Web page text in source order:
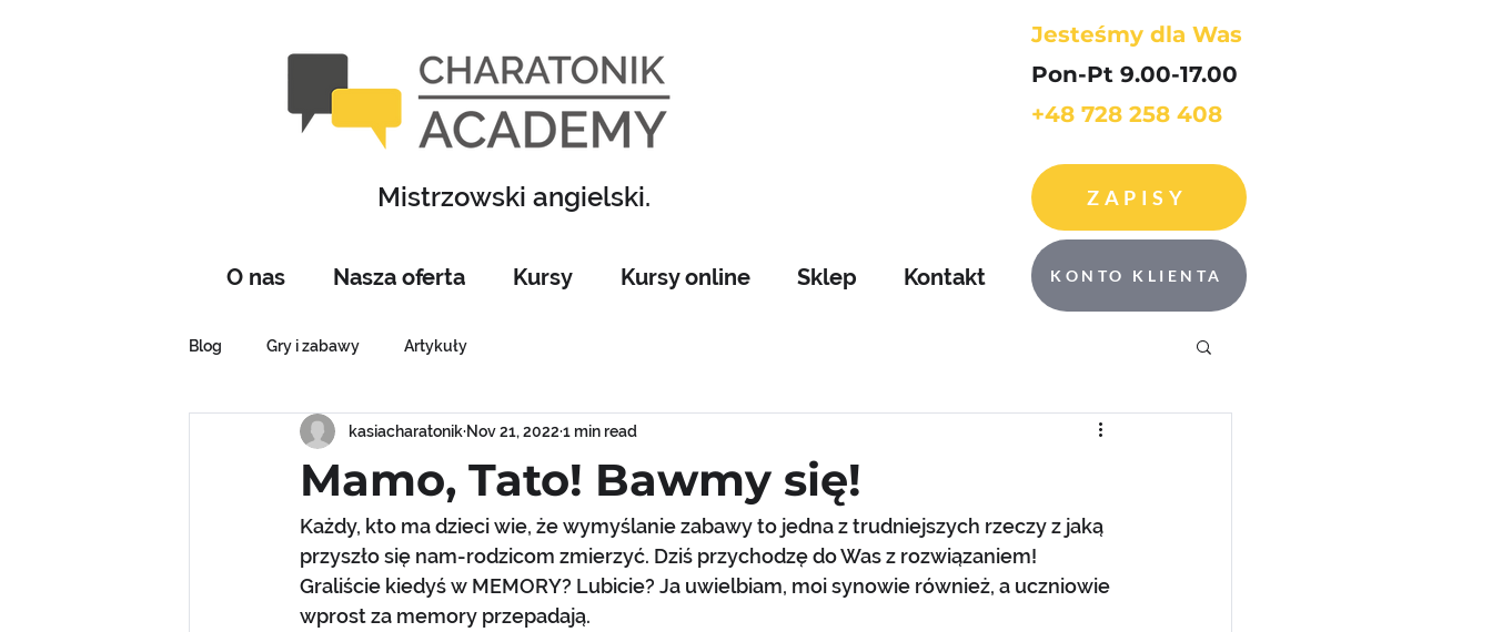
Blog Gry i zabawy Artykuły
Mamo, Tato! Bawmy się!
kasiacharatonik Nov 21, 2022 1 min read
Każdy, kto ma dzieci wie, że wymyślanie zabawy to jedna z trudniejszych rzeczy z jaką
przyszło się nam-rodzicom zmierzyć. Dziś przychodzę do Was z rozwiązaniem!
Graliście kiedyś w MEMORY? Lubicie? Ja uwielbiam, moi synowie również, a uczniowie
wprost za memory przepadają.
O nas Nasza oferta Kursy Kursy online Sklep Kontakt
Jesteśmy dla Was
Pon-Pt 9.00-17.00
+48 728 258 408
KONTO KLIENTA
ZAPISY
Mistrzowski angielski.